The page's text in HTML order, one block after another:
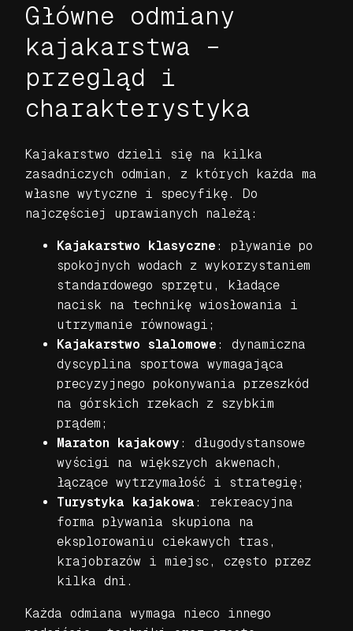
Główne odmiany
kajakarstwa –
przegląd i
charakterystyka
Kajakarstwo dzieli się na kilka
zasadniczych odmian, z których każda ma
własne wytyczne i specyfikę. Do
najczęściej uprawianych należą:
Kajakarstwo klasyczne : pływanie po
spokojnych wodach z wykorzystaniem
standardowego sprzętu, kładące
nacisk na technikę wiosłowania i
utrzymanie równowagi;
Kajakarstwo slalomowe : dynamiczna
dyscyplina sportowa wymagająca
precyzyjnego pokonywania przeszkód
na górskich rzekach z szybkim
prądem;
Maraton kajakowy : długodystansowe
wyścigi na większych akwenach,
łączące wytrzymałość i strategię;
Turystyka kajakowa : rekreacyjna
forma pływania skupiona na
eksplorowaniu ciekawych tras,
krajobrazów i miejsc, często przez
kilka dni.
Każda odmiana wymaga nieco innego